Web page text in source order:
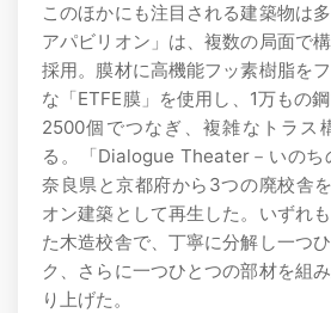
このほかにも注目される建築物は
アパビリオン」は、複数の局面で
採用。膜材に高機能フッ素樹脂を
な「ETFE膜」を使用し、1万もの
2500個でつなぎ、複雑なトラス
る。「Dialogue Theater－いのち
奈良県と京都府から3つの廃校舎
オン建築として再生した。いずれ
た木造校舎で、丁寧に分解し一つ
ク、さらに一つひとつの部材を組
り上げた。